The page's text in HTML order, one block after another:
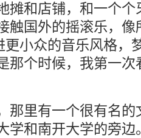
摊和店铺，和一个
触国外的摇滚乐，像
更小众的音乐风格，
那个时候，我第一
那里有一个很有名
学和南开大学的旁